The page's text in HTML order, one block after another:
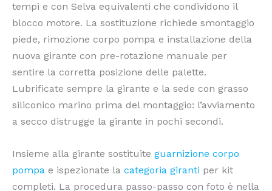
tempi e con Selva equivalenti che condividono il
blocco motore. La sostituzione richiede smontaggio
piede, rimozione corpo pompa e installazione della
nuova girante con pre-rotazione manuale per
sentire la corretta posizione delle palette.
Lubrificate sempre la girante e la sede con grasso
siliconico marino prima del montaggio: l’avviamento
a secco distrugge la girante in pochi secondi.
Insieme alla girante sostituite guarnizione corpo
pompa e ispezionate la categoria giranti per kit
completi. La procedura passo-passo con foto è nella